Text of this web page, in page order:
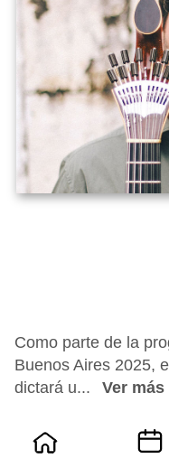
Como parte de la
Buenos Aires 2025,
dictará u...
Ver más